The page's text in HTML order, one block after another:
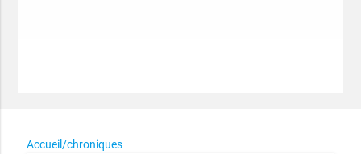
Accueil/chroniques